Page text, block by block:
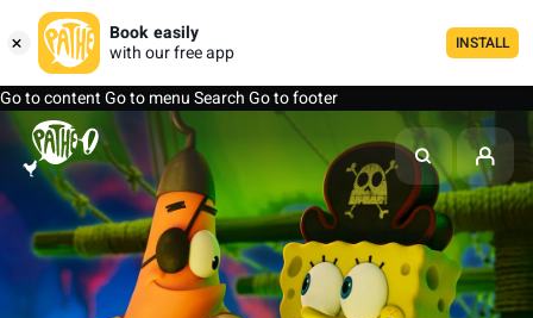
Book easily
with our free app
INSTALL
Go to contentGo to menuSearchGo to footer